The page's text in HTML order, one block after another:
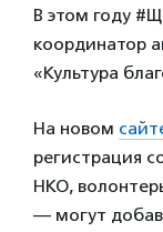
В этом году
координатор
«Культура
На новом
регистрация
НКО,
— могут